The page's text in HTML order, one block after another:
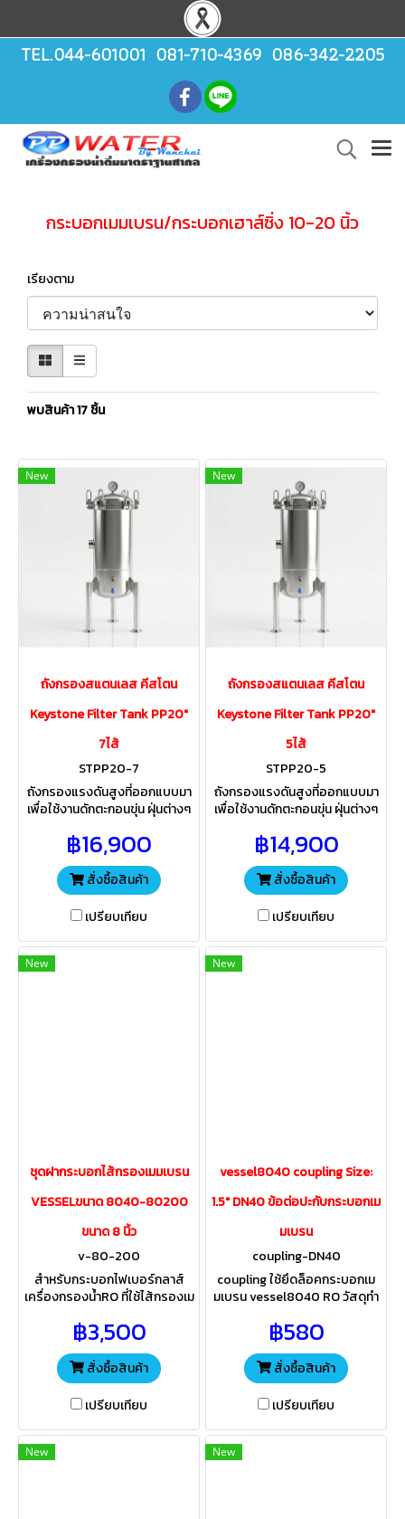
TEL.044-601001 081-710-4369 086-342-2205
กระบอกเมมเบรน/กระบอกเฮาส์ซิ่ง 10-20 นิ้ว
เรียงตาม
พบสินค้า 17 ชิ้น
New
ถังกรองสแตนเลส คีสโตน
Keystone Filter Tank PP20"
7ไส้
STPP20-7
ถังกรองแรงดันสูงที่ออกแบบมา
เพื่อใช้งานดักตะกอนขุ่น ฝุ่นต่างๆ
อุตสาหกรรม โรงงานผลิตน้ำดื่ม
ระบบน้ำใช้ทั่วไป
฿16,900
สั่งซื้อสินค้า
เปรียบเทียบ
New
ถังกรองสแตนเลส คีสโตน
Keystone Filter Tank PP20"
5ไส้
STPP20-5
ถังกรองแรงดันสูงที่ออกแบบมา
เพื่อใช้งานดักตะกอนขุ่น ฝุ่นต่างๆ
อุตสาหกรรม โรงงานผลิตน้ำดื่ม
ระบบน้ำใช้ทั่วไป
฿14,900
สั่งซื้อสินค้า
เปรียบเทียบ
New
ชุดฝากระบอกไส้กรองเมมเบรน
VESSELขนาด 8040-80200
ขนาด 8 นิ้ว
v-80-200
สำหรับกระบอกไฟเบอร์กลาส์
เครื่องกรองน้ำRO ที่ใช้ไส้กรองเม
ขนาดเกลียว 1นิ้ว สามารถใส่
ทดแทนกันได้ทุกยี้ห้อ
฿3,500
สั่งซื้อสินค้า
เปรียบเทียบ
New
vessel8040 coupling Size:
1.5″ DN40 ข้อต่อปะกับกระบอกเม
มเบรน
coupling-DN40
coupling ใช้ยึดล็อคกระบอกเม
มเบรน vessel8040 RO วัสดุทำ
ขนาด 1"1/2 นิ้ว มาพร้อมกับชีลยาง
ในตัว
฿580
สั่งซื้อสินค้า
เปรียบเทียบ
New New